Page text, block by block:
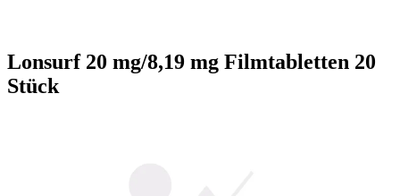
Lonsurf 20 mg/8,19 mg Filmtabletten 20
Stück